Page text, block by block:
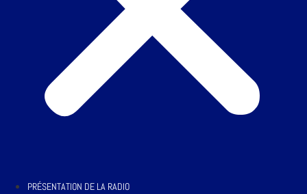
PRÉSENTATION DE LA RADIO